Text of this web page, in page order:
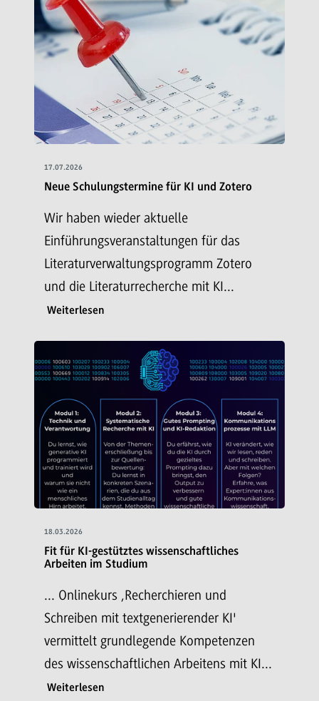
17.07.2026
Neue Schulungstermine für KI und Zotero
Wir haben wieder aktuelle
Einführungsveranstaltungen für das
Literaturverwaltungsprogramm Zotero
und die Literaturrecherche mit KI...
Weiterlesen
18.03.2026
Fit für KI-gestütztes wissenschaftliches
Arbeiten im Studium
... Onlinekurs ‚Recherchieren und
Schreiben mit textgenerierender KI'
vermittelt grundlegende Kompetenzen
des wissenschaftlichen Arbeitens mit KI...
Weiterlesen